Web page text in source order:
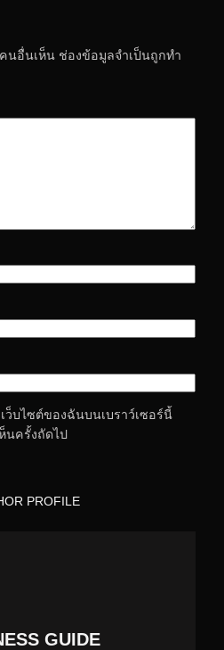
นอื่นเห็น ช่องข้อมูลจำเป็นถูกทำ
บไซต์ของฉันบนเบราว์เซอร์นี้
นครั้งถัดไป
PROFILE
GUIDE